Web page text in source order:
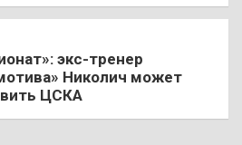
экс-тренер
Николич может
ЦСКА